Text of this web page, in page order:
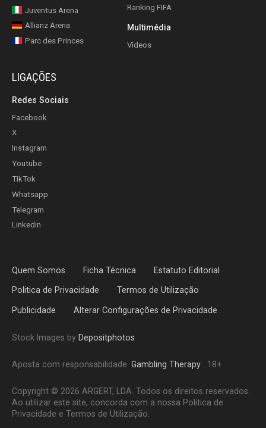
Juventus Arena
Allianz Arena
Parc des Princes
Ranking FIFA
Multimédia
Vídeos
LIGAÇÕES
Redes Sociais
Facebook
X
Instagram
Youtube
TikTok
Whatsapp
Telegram
Linkedin
Quem Somos Ficha Técnica Estatuto Editorial
Politica de Privacidade Termos de Utilização
Publicidade Alterar Configurações de Privacidade
Stock Images by Depositphotos
Aposta com responsabilidade. Gambling Therapy. 18+
Copyright © 2026 ARGERT, LDA. Todos os direitos reservados.
Ao utilizar este site, concorda com a nossa Política de
Privacidade e Termos de Utilização.